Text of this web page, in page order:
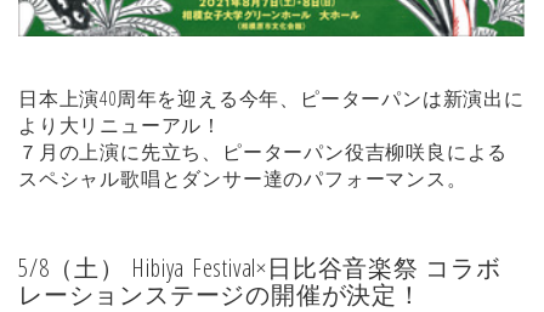
日本上演40周年を迎える今年、ピーターパンは新演出に
より大リニューアル！
７月の上演に先立ち、ピーターパン役吉柳咲良による
スペシャル歌唱とダンサー達のパフォーマンス。
5/8（土） Hibiya Festival×日比谷音楽祭 コラボ
レーションステージの開催が決定！